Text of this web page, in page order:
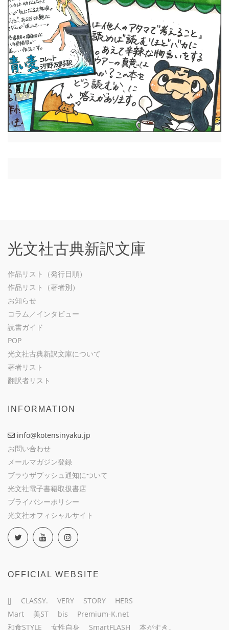
光文社古典新訳文庫
作品リスト（発行日順）
作品リスト（著者別）
お知らせ
コラム／インタビュー
読書ガイド
POP
光文社古典新訳文庫について
著者リスト
翻訳者リスト
INFORMATION
info@kotensinyaku.jp
お問い合わせ
メールマガジン登録
ブラウザプッシュ通知について
光文社電子書籍取扱書店
プライバシーポリシー
光文社オフィシャルサイト
OFFICIAL WEBSITE
JJ CLASSY. VERY STORY
HERS
Mart
美ST bis
Premium-K.net
和食STYLE
女性自身 SmartFLASH 本がすき。